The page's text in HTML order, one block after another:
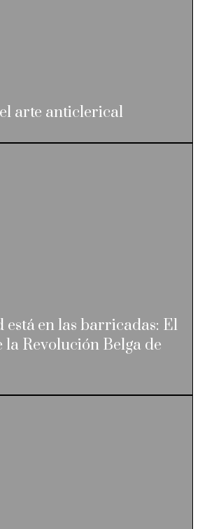
arte anticlerical
en las barricadas: El
la Revolución Belga de